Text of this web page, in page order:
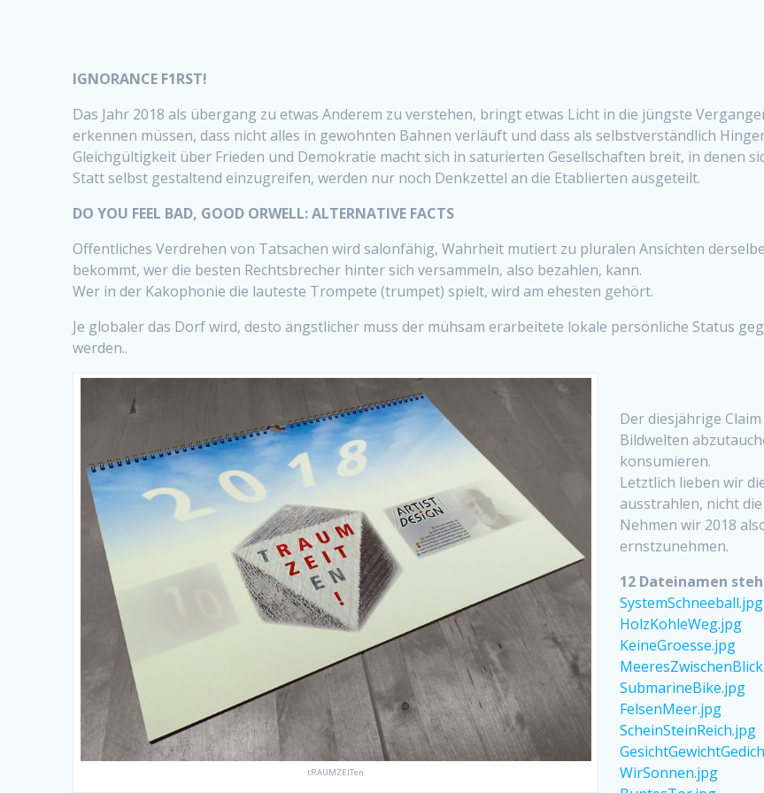
IGNORANCE F1RST!
Das Jahr 2018 als übergang zu etwas Anderem zu verstehen, bringt etwas Licht in die jüngste
erkennen müssen, dass nicht alles in gewohnten Bahnen verläuft und dass als selbstverständlich
Gleichgültigkeit über Frieden und Demokratie macht sich in saturierten Gesellschaften breit, in denen
Statt selbst gestaltend einzugreifen, werden nur noch Denkzettel an die Etablierten ausgeteilt.
DO YOU FEEL BAD, GOOD ORWELL: ALTERNATIVE FACTS
Offentliches Verdrehen von Tatsachen wird salonfähig, Wahrheit mutiert zu pluralen Ansichten
bekommt, wer die besten Rechtsbrecher hinter sich versammeln, also bezahlen, kann.
Wer in der Kakophonie die lauteste Trompete (trumpet) spielt, wird am ehesten gehört.
Je globaler das Dorf wird, desto ängstlicher muss der mühsam erarbeitete lokale persönliche Status
werden..
tRAUMZEITen
Der diesjährige Claim
Bildwelten
konsumieren.
Letztlich lieben wir
ausstrahlen, nicht
Nehmen wir 2018
ernstzunehmen.
12 Dateinamen
SystemSchneeball.jpg
HolzKohleWeg.jpg
KeineGroesse.jpg
SubmarineBike.jpg
FelsenMeer.jpg
ScheinSteinReich.jpg
WirSonnen.jpg